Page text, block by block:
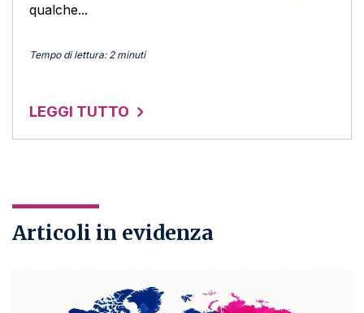
qualche...
Tempo di lettura: 2 minuti
LEGGI TUTTO
Articoli in evidenza